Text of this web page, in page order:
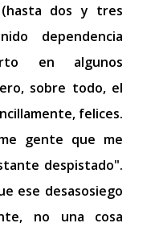
dos y tres
dependencia
en algunos
sobre todo, el
felices.
gente que me
despistado".
ese desasosiego
no una cosa